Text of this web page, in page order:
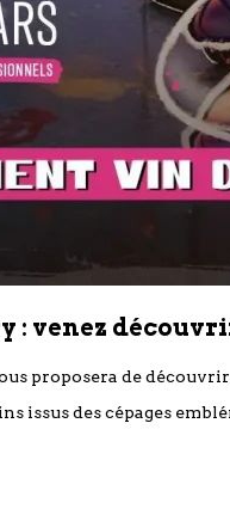
: venez
proposera de
issus des cépages